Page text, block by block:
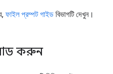
ফাইল প্রম্পট গাইড বিভাগটি দেখুন।
করুন